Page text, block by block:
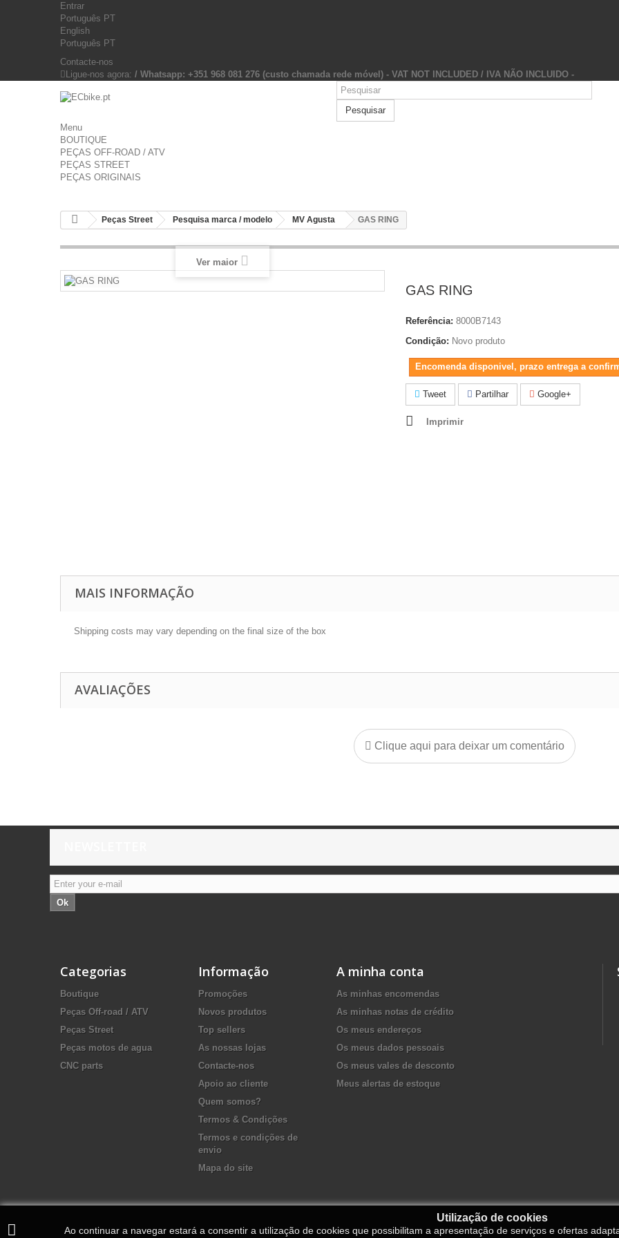
Entrar
Português PT
English
Português PT
Contacte-nos
Ligue-nos agora: / Whatsapp: +351 968 081 276 (custo chamada rede móvel) - VAT NOT INCLUDED / IVA NÃO INCLUIDO -
Pesquisar
Menu
BOUTIQUE
PEÇAS OFF-ROAD / ATV
PEÇAS STREET
PEÇAS ORIGINAIS
Peças Street Pesquisa marca / modelo MV Agusta GAS RING
Ver maior
GAS RING
Referência: 8000B7143
Condição: Novo produto
Encomenda disponivel, prazo entrega a
Tweet Partilhar Google+
Imprimir
MAIS INFORMAÇÃO
Shipping costs may vary depending on the final size of the box
AVALIAÇÕES
Clique aqui para deixar um comentário
Ok
Categorias
Boutique
Peças Off-road / ATV
Peças Street
Peças motos de agua
CNC parts
Informação
Promoções
Novos produtos
Top sellers
As nossas lojas
Contacte-nos
Apoio ao cliente
Quem somos?
Termos & Condições
Termos e condições de
envio
Mapa do site
A minha conta
As minhas encomendas
As minhas notas de crédito
Os meus endereços
Os meus dados pessoais
Os meus vales de desconto
Meus alertas de estoque
Utilização de cookies
Ao continuar a navegar estará a consentir a utilização de cookies que possibilitam a apresentação de serviços e ofertas